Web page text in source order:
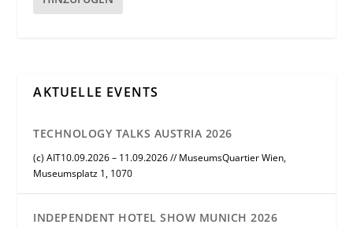
AKTUELLE EVENTS
TECHNOLOGY TALKS AUSTRIA 2026
(c) AIT10.09.2026 – 11.09.2026 // MuseumsQuartier Wien,
Museumsplatz 1, 1070
INDEPENDENT HOTEL SHOW MUNICH 2026